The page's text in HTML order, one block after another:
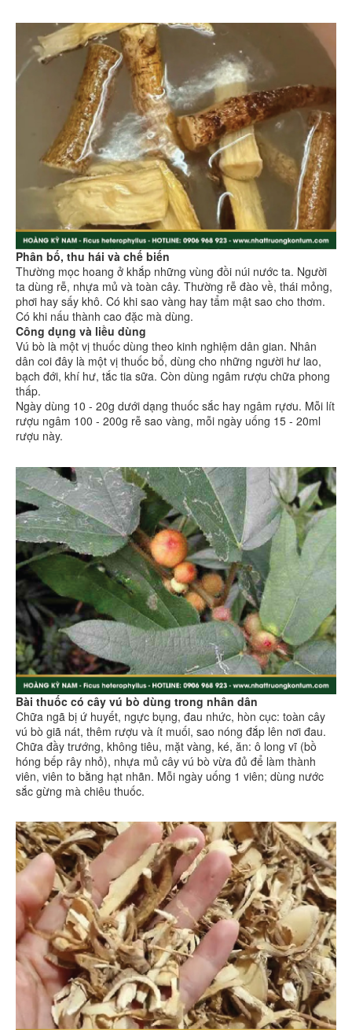
Phân bố, thu hái và chế biến
Thường mọc hoang ở khắp những vùng đồi núi nước ta. Người
ta dùng rễ, nhựa mủ và toàn cây. Thường rễ đào về, thái mỏng,
phơi hay sấy khô. Có khi sao vàng hay tẩm mật sao cho thơm.
Có khi nấu thành cao đặc mà dùng.
Công dụng và liều dùng
Vú bò là một vị thuốc dùng theo kinh nghiệm dân gian. Nhân
dân coi đây là một vị thuốc bổ, dùng cho những người hư lao,
bạch đới, khí hư, tắc tia sữa. Còn dùng ngâm rượu chữa phong
thấp.
Ngày dùng 10 - 20g dưới dạng thuốc sắc hay ngâm rựơu. Mỗi lít
rượu ngâm 100 - 200g rễ sao vàng, mỗi ngày uống 15 - 20ml
rượu này.
Bài thuốc có cây vú bò dùng trong nhân dân
Chữa ngã bị ứ huyết, ngực bụng, đau nhức, hòn cục: toàn cây
vú bò giã nát, thêm rượu và ít muối, sao nóng đắp lên nơi đau.
Chữa đầy trướng, không tiêu, mặt vàng, ké, ăn: ô long vĩ (bồ
hóng bếp rây nhỏ), nhựa mủ cây vú bò vừa đủ để làm thành
viên, viên to bằng hạt nhãn. Mỗi ngày uống 1 viên; dùng nước
sắc gừng mà chiêu thuốc.